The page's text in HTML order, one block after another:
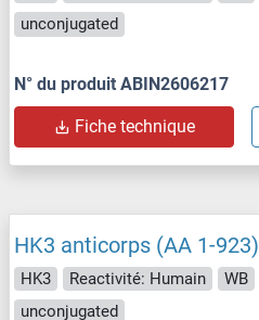
unconjugated
N° du produit ABIN2606217
Fiche technique
HK3 anticorps (AA 1-923)
HK3 Reactivité: Humain WB
unconjugated